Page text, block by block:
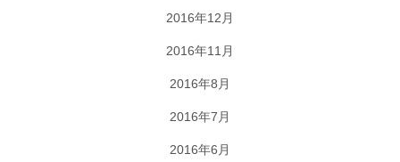
2016年12月
2016年11月
2016年8月
2016年7月
2016年6月